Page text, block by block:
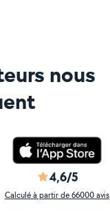
nous
4,6/5
Calculé à partir de 66000 avis